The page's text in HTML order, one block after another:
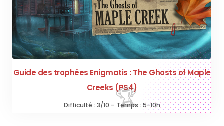
Guide des trophées Enigmatis : The Ghosts of Maple
Creeks (PS4)
Difficulté : 3/10 – Temps : 5-10h